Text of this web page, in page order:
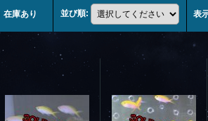
在庫あり 並び順: 表